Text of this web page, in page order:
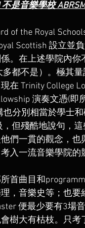
不是音樂學校
of the Royal
Scottish 設立並
。在上述學院內你
都不是）。極其
在 Trinity College
演奏文憑(即
分別相當於學士
但殘酷地說句，
們一貫的觀念，
入一流音樂學院
首曲目和
，音樂史等；也
便最少要有3
樹大有枯枝。只